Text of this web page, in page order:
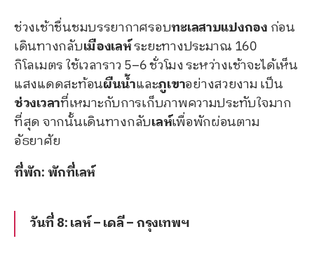
ช่วงเช้าชื่นชมบรรยากาศรอบทะเลสาบแปงกอง ก่อน
เดินทางกลับเมืองเลห์ระยะทางประมาณ 160
กิโลเมตร ใช้เวลาราว 5–6 ชั่วโมง ระหว่างเช้าจะได้เห็น
แสงแดดสะท้อนผืนน้ำและภูเขาอย่างสวยงาม เป็น
ช่วงเวลาที่เหมาะกับการเก็บภาพความประทับใจมาก
ที่สุด จากนั้นเดินทางกลับเลห์เพื่อพักผ่อนตาม
อัธยาศัย
ที่พัก: พักที่เลห์
วันที่ 8: เลห์ – เดลี – กรุงเทพฯ